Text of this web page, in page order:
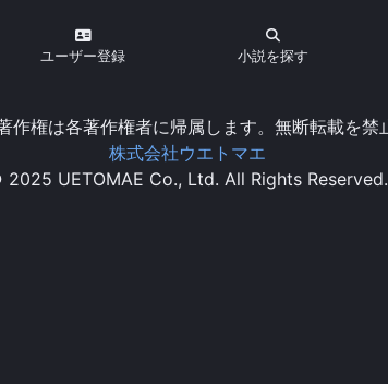
ユーザー登録 小説を探す
作権は各著作権者に帰属します。無断転載を禁
株式会社ウエトマエ
UETOMAE Co., Ltd. All Rights Reserved.